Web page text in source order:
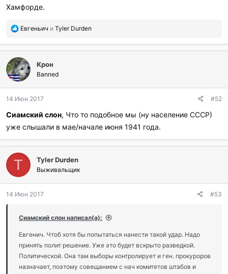
Хамфорде.
П
б
л
а
г
о
а
и
л
и
:
Евгеньич и Tyler Durden
Крон
Banned
14 Июн 2017 #52
Сиамский слон, Что то подобное мы (ну население СССР)
уже слышали в мае/начале июня 1941 года.
T Tyler Durden
Выживальщик
14 Июн 2017 #53
Сиамский слон написал(а):
Евгенич. Чтоб хотя бы попытаться нанести такой удар. Надо
принять полит решение. Уже это будет вскрыто разведкой.
Политической. Она там выборы контролирует и ген. прокуроров
назначает, поэтому совещанием с нач комитетов штабов и